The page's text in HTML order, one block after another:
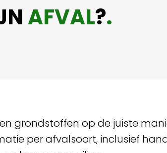
AFVAL?.
grondstoffen op de juiste
per afvalsoort, inclusief